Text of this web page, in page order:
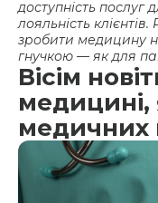
доступність послуг
лояльність
зробити медицину
гнучкою — як для
Вісім
медицині,
медичних